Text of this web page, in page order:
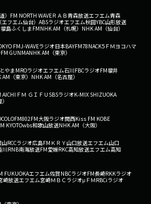
） FM NORTH WAVEＲＡＢ青森放送エフエム青森
フエム仙台） ABSラジオエフエム秋田YBC山形放送
島ふくしまFMNHK AM（札幌） NHK AM（仙台）
FMJ-WAVEラジオ日本BAYFM78NACK5 ＦＭヨコハマ
FM GUNMANHK AM（東京）
やまMROラジオエフエム石川FBCラジオFM福井
AM（東京） NHK AM（名古屋）
AICHI ＦＭ ＧＩＦＵ SBSラジオK-MIX SHIZUOKA
FM802FM大阪ラジオ関西Kiss FM KOBE
KYOTOwbs和歌山放送NHK AM（大阪）
山RCCラジオ広島FM ＫＲＹ山口放送エフエム山口
川RNB南海放送FM愛媛RKC高知放送エフエム高知
FUKUOKAエフエム佐賀NBCラジオFM長崎RKKラジオ
崎放送エフエム宮崎ＭＢＣラジオμＦＭRBCiラジオ